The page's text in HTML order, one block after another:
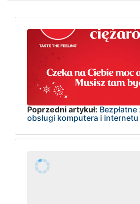
Poprzedni artykuł:
obsługi komputera i